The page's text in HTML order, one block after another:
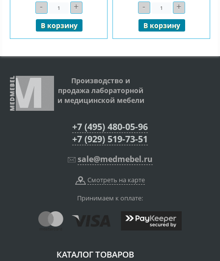
- Количество+
В корзину
- Количество+
В корзину
Производство и
продажа лабораторной
и медицинской мебели
+7 (495) 480-05-96
+7 (929) 519-73-51
sale@medmebel.ru
Смотреть на карте
Принимаем к оплате:
КАТАЛОГ ТОВАРОВ